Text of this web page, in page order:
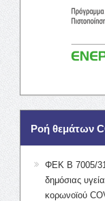
Ροή θεμάτων
ΦΕΚ Β 7005/
δημόσιας
κορωνοϊού